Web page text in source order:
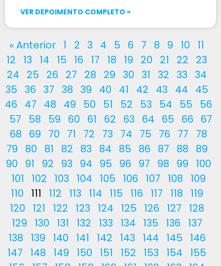
VER DEPOIMENTO COMPLETO »
« Anterior 1 2 3 4 5 6 7 8 9 10
11
12
13 14 15 16 17 18 19 20 21 22
23
24
25 26 27 28 29 30 31 32 33 34
35 36 37 38 39 40 41 42 43 44
45
46
47 48 49 50 51 52 53 54 55
56
57
58 59 60 61 62 63 64 65 66
67
68
69 70 71 72 73 74 75 76 77
78
79
80 81 82 83 84 85 86 87 88
89
90
91 92 93 94 95 96 97 98 99
100
101
102 103 104 105 106 107 108
109
110
111 112 113 114 115 116 117 118
119
120
121 122 123 124 125 126 127
128
129
130 131 132 133 134 135 136
137
138
139 140 141 142 143 144 145
146
147
148 149 150 151 152 153 154
155